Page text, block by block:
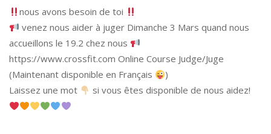
nous avons besoin de toi
venez nous aider à juger Dimanche 3 Mars quand nous
accueillons le 19.2 chez nous
https://www.crossfit.com Online Course Judge/Juge
(Maintenant disponible en Français
)
Laissez une mot
si vous êtes disponible de nous aidez!